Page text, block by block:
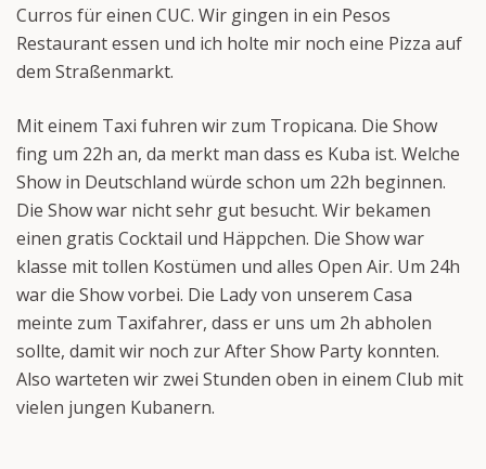
Curros für einen CUC. Wir gingen in ein Pesos
Restaurant essen und ich holte mir noch eine Pizza auf
dem Straßenmarkt.
Mit einem Taxi fuhren wir zum Tropicana. Die Show
fing um 22h an, da merkt man dass es Kuba ist. Welche
Show in Deutschland würde schon um 22h beginnen.
Die Show war nicht sehr gut besucht. Wir bekamen
einen gratis Cocktail und Häppchen. Die Show war
klasse mit tollen Kostümen und alles Open Air. Um 24h
war die Show vorbei. Die Lady von unserem Casa
meinte zum Taxifahrer, dass er uns um 2h abholen
sollte, damit wir noch zur After Show Party konnten.
Also warteten wir zwei Stunden oben in einem Club mit
vielen jungen Kubanern.